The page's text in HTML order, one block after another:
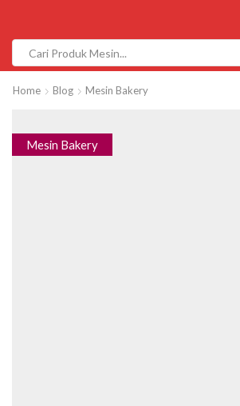
Home Blog Mesin Bakery
Mesin Bakery